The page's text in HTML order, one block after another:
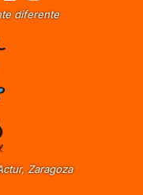
diferente
Zaragoza